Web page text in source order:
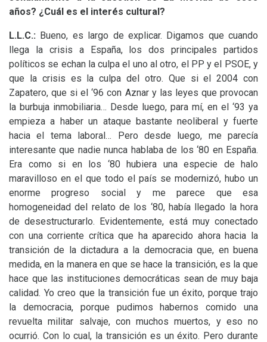
años? ¿Cuál es el interés cultural?
L.L.C.: Bueno, es largo de explicar. Digamos que cuando
llega la crisis a España, los dos principales partidos
políticos se echan la culpa el uno al otro, el PP y el PSOE, y
que la crisis es la culpa del otro. Que si el 2004 con
Zapatero, que si el ‘96 con Aznar y las leyes que provocan
la burbuja inmobiliaria… Desde luego, para mí, en el ‘93 ya
empieza a haber un ataque bastante neoliberal y fuerte
hacia el tema laboral… Pero desde luego, me parecía
interesante que nadie nunca hablaba de los ‘80 en España.
Era como si en los ‘80 hubiera una especie de halo
maravilloso en el que todo el país se modernizó, hubo un
enorme progreso social y me parece que esa
homogeneidad del relato de los ‘80, había llegado la hora
de desestructurarlo. Evidentemente, está muy conectado
con una corriente crítica que ha aparecido ahora hacia la
transición de la dictadura a la democracia que, en buena
medida, en la manera en que se hace la transición, es la que
hace que las instituciones democráticas sean de muy baja
calidad. Yo creo que la transición fue un éxito, porque trajo
la democracia, porque pudimos habernos comido una
revuelta militar salvaje, con muchos muertos, y eso no
ocurrió. Con lo cual, la transición es un éxito. Pero durante